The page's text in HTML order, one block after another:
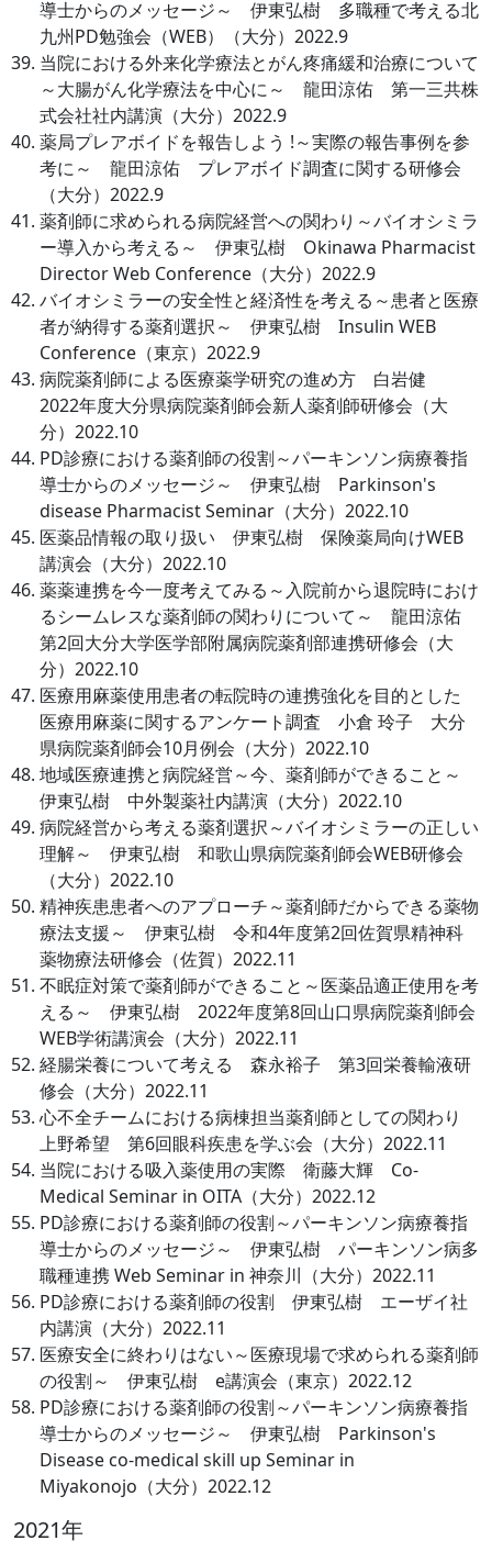
導士からのメッセージ～ 伊東弘樹 多職種で考える北
九州PD勉強会（WEB）（大分）2022.9
当院における外来化学療法とがん疼痛緩和治療について
～大腸がん化学療法を中心に～ 龍田涼佑 第一三共株
式会社社内講演（大分）2022.9
薬局プレアボイドを報告しよう !～実際の報告事例を参
考に～ 龍田涼佑 プレアボイド調査に関する研修会
（大分）2022.9
薬剤師に求められる病院経営への関わり～バイオシミラ
ー導入から考える～ 伊東弘樹 Okinawa Pharmacist
Director Web Conference（大分）2022.9
バイオシミラーの安全性と経済性を考える～患者と医療
者が納得する薬剤選択～ 伊東弘樹 Insulin WEB
Conference（東京）2022.9
病院薬剤師による医療薬学研究の進め方 白岩健
2022年度大分県病院薬剤師会新人薬剤師研修会（大
分）2022.10
PD診療における薬剤師の役割～パーキンソン病療養指
導士からのメッセージ～ 伊東弘樹 Parkinson's
disease Pharmacist Seminar（大分）2022.10
医薬品情報の取り扱い 伊東弘樹 保険薬局向けWEB
講演会（大分）2022.10
薬薬連携を今一度考えてみる～入院前から退院時におけ
るシームレスな薬剤師の関わりについて～ 龍田涼佑
第2回大分大学医学部附属病院薬剤部連携研修会（大
分）2022.10
医療用麻薬使用患者の転院時の連携強化を目的とした
医療用麻薬に関するアンケート調査 小倉 玲子 大分
県病院薬剤師会10月例会（大分）2022.10
地域医療連携と病院経営～今、薬剤師ができること～
伊東弘樹 中外製薬社内講演（大分）2022.10
病院経営から考える薬剤選択～バイオシミラーの正しい
理解～ 伊東弘樹 和歌山県病院薬剤師会WEB研修会
（大分）2022.10
精神疾患患者へのアプローチ～薬剤師だからできる薬物
療法支援～ 伊東弘樹 令和4年度第2回佐賀県精神科
薬物療法研修会（佐賀）2022.11
不眠症対策で薬剤師ができること～医薬品適正使用を考
える～ 伊東弘樹 2022年度第8回山口県病院薬剤師会
WEB学術講演会（大分）2022.11
経腸栄養について考える 森永裕子 第3回栄養輸液研
修会（大分）2022.11
心不全チームにおける病棟担当薬剤師としての関わり
上野希望 第6回眼科疾患を学ぶ会（大分）2022.11
当院における吸入薬使用の実際 衛藤大輝 Co-
Medical Seminar in OITA（大分）2022.12
PD診療における薬剤師の役割～パーキンソン病療養指
導士からのメッセージ～ 伊東弘樹 パーキンソン病多
職種連携 Web Seminar in 神奈川（大分）2022.11
PD診療における薬剤師の役割 伊東弘樹 エーザイ社
内講演（大分）2022.11
医療安全に終わりはない～医療現場で求められる薬剤師
の役割～ 伊東弘樹 e講演会（東京）2022.12
PD診療における薬剤師の役割～パーキンソン病療養指
導士からのメッセージ～ 伊東弘樹 Parkinson's
Disease co-medical skill up Seminar in
Miyakonojo（大分）2022.12
2021年